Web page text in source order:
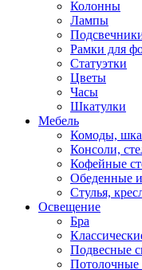
Колонны
Лампы
Рамки для
Статуэтки
Цветы
Часы
Шкатулки
Мебель
Комоды,
Консоли,
Кофейные
Обеденные
Стулья,
Освещение
Бра
Подвесные
Потолочные